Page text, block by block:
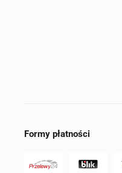
Formy płatności